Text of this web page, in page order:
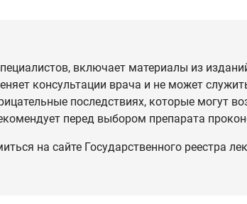
включает материалы из
консультации врача и не может
последствиях, которые могут
перед выбором препарата
на сайте Государственного реестра